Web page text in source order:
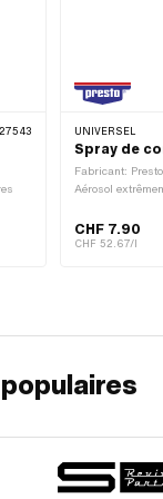
27543 UNIVERSEL
Spray de
Fabricant:
Aérosol
gerçures de la
vapeur
Extrêmement
Champ
CHF 7.90
CHF 52.67/l